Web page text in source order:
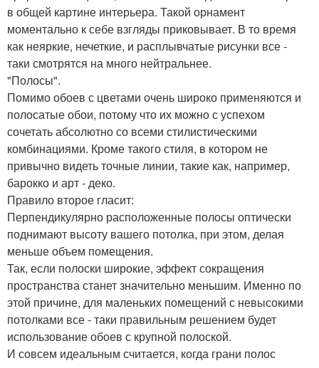
в общей картине интерьера. Такой орнамент
моментально к себе взгляды приковывает. В то время
как неяркие, нечеткие, и расплывчатые рисунки все -
таки смотрятся на много нейтральнее.
"Полосы".
Помимо обоев с цветами очень широко применяются и
полосатые обои, потому что их можно с успехом
сочетать абсолютно со всеми стилистическими
комбинациями. Кроме такого стиля, в котором не
привычно видеть точные линии, такие как, например,
барокко и арт - деко.
Правило второе гласит:
Перпендикулярно расположенные полосы оптически
поднимают высоту вашего потолка, при этом, делая
меньше объем помещения.
Так, если полоски широкие, эффект сокращения
пространства станет значительно меньшим. Именно по
этой причине, для маленьких помещений с невысокими
потолками все - таки правильным решением будет
использование обоев с крупной полоской.
И совсем идеальным считается, когда грани полос